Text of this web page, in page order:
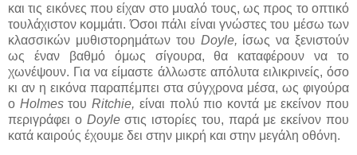
και τις εικόνες που είχαν στο μυαλό τους, ως προς το οπτικό
τουλάχιστον κομμάτι. Όσοι πάλι είναι γνώστες του μέσω των
κλασσικών μυθιστορημάτων του Doyle, ίσως να ξενιστούν
ως έναν βαθμό όμως σίγουρα, θα καταφέρουν να το
χωνέψουν. Για να είμαστε άλλωστε απόλυτα ειλικρινείς, όσο
κι αν η εικόνα παραπέμπει στα σύγχρονα μέσα, ως φιγούρα
ο HolmesτουRitchie, είναι πολύ πιο κοντά με εκείνον που
περιγράφει ο Doyleστις ιστορίες του, παρά με εκείνον που
κατά καιρούς έχουμε δει στην μικρή και στην μεγάλη οθόνη.